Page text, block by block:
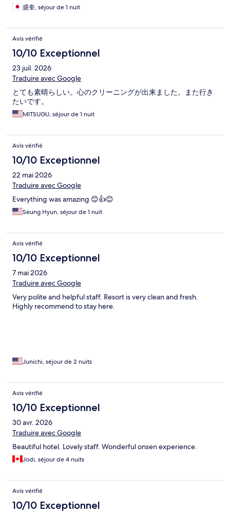
盛奎, séjour de 1 nuit
Avis vérifié
10/10 Exceptionnel
23 juil. 2026
Traduire avec Google
とても素晴らしい。心のクリーニングが出来ました。また行き
たいです。
MITSUGU, séjour de 1 nuit
Avis vérifié
10/10 Exceptionnel
22 mai 2026
Traduire avec Google
Everything was amazing 😊👍😊
Seung Hyun, séjour de 1 nuit
Avis vérifié
10/10 Exceptionnel
7 mai 2026
Traduire avec Google
Very polite and helpful staff. Resort is very clean and fresh.
Highly recommend to stay here.
Junichi, séjour de 2 nuits
Avis vérifié
10/10 Exceptionnel
30 avr. 2026
Traduire avec Google
Beautiful hotel. Lovely staff. Wonderful onsen experience.
Jodi, séjour de 4 nuits
Avis vérifié
10/10 Exceptionnel